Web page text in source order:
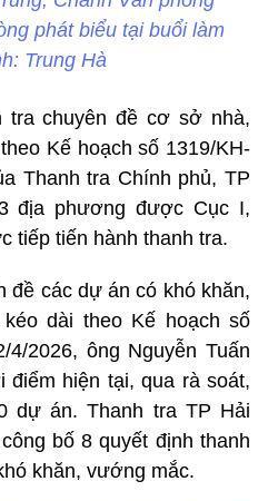
phát biểu tại buổi làm
Trung Hà
chuyên đề cơ sở nhà,
Kế hoạch số 1319/KH-
Thanh tra Chính phủ, TP
địa phương được Cục I,
tiếp tiến hành thanh tra.
đề các dự án có khó khăn,
dài theo Kế hoạch số
4/2026, ông Nguyễn Tuấn
điểm hiện tại, qua rà soát,
dự án. Thanh tra TP Hải
bố 8 quyết định thanh
khăn, vướng mắc.